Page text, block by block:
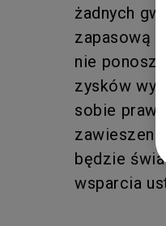
żadnych
zapasową
nie
zysków
sobie
będzie
wsparcia